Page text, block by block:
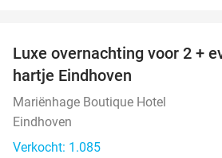
Luxe overnachting voor 2 +
hartje Eindhoven
Mariënhage Boutique Hotel
Eindhoven
Verkocht: 1.085